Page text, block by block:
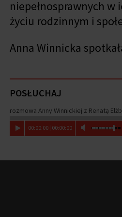
niepełnosprawnych
życiu rodzinnym i
Anna Winnicka
POSŁUCHAJ
rozmowa Anny Winnickiej z Renatą
00:00:00| 00:00:00